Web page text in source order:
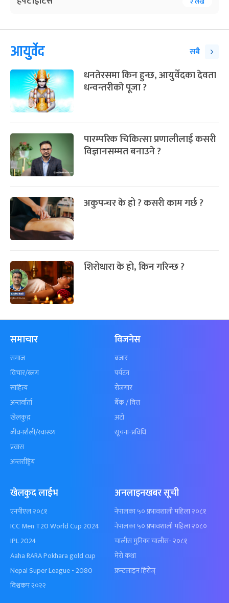
आयुर्वेद सबै
धनतेरसमा किन हुन्छ, आयुर्वेदका देवता
धन्वन्तरीको पूजा ?
पारम्परिक चिकित्सा प्रणालीलाई कसरी
विज्ञानसम्मत बनाउने ?
अकुपन्चर के हो ? कसरी काम गर्छ ?
शिरोधारा के हो, किन गरिन्छ ?
समाचार
समाज
विचार/ब्लग
साहित्य
अन्तर्वार्ता
खेलकुद़़
जीवनशैली/स्वास्थ्य
प्रवास
अन्तर्राष्ट्रिय
विजनेस
बजार
पर्यटन
रोजगार
बैँक / वित्त
अटो
सूचना-प्रविधि
खेलकुद लाईभ
एनपीएल २०८१
ICC Men T20 World Cup 2024
IPL 2024
Aaha RARA Pokhara gold cup
Nepal Super League - 2080
विश्वकप २०२२
अनलाइनखबर सूची
नेपालका ५० प्रभावशाली महिला २०८१
नेपालका ५० प्रभावशाली महिला २०८०
चालीस मुनिका चालीस- २०८१
मेरो कथा
फ्रन्टलाइन हिरोज्